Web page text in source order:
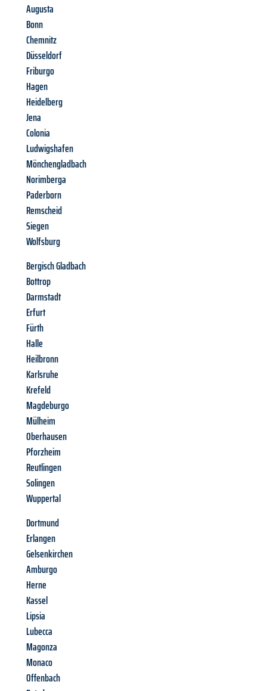
Augusta
Bonn
Chemnitz
Düsseldorf
Friburgo
Hagen
Heidelberg
Jena
Colonia
Ludwigshafen
Mönchengladbach
Norimberga
Paderborn
Remscheid
Siegen
Wolfsburg
Bergisch Gladbach
Bottrop
Darmstadt
Erfurt
Fürth
Halle
Heilbronn
Karlsruhe
Krefeld
Magdeburgo
Mülheim
Oberhausen
Pforzheim
Reutlingen
Solingen
Wuppertal
Dortmund
Erlangen
Gelsenkirchen
Amburgo
Herne
Kassel
Lipsia
Lubecca
Magonza
Monaco
Offenbach